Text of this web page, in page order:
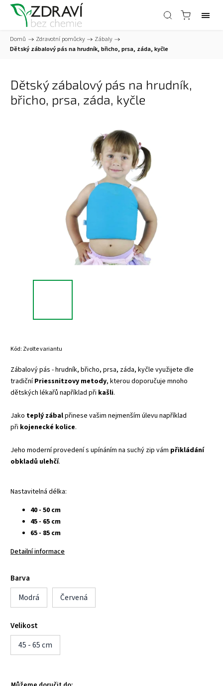
Domů / Zdravotní pomůcky / Zábaly /
Dětský zábalový pás na hrudník, břicho, prsa, záda, kyčle
Dětský zábalový pás na hrudník,
břicho, prsa, záda, kyčle
Kód: Zvolte variantu
Zábalový pás - hrudník, břicho, prsa, záda, kyčle využijete dle
tradičníPriessnitzovy metody, kterou doporučuje mnoho
dětských lékařů například při kašli.
Jako teplý zábalpřinese vašim nejmenším úlevu například
při kojenecké kolice.
Jeho moderní provedení s upínáním na suchý zip vám přikládání
obkladů ulehčí.
Nastavitelná délka:
40 - 50 cm
45 - 65 cm
65 - 85 cm
Detailní informace
Barva
Modrá
Červená
Velikost
45 - 65 cm